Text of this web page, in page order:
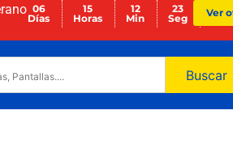
06
Días
15
Horas
12
Min
23
Seg
Ver
Buscar